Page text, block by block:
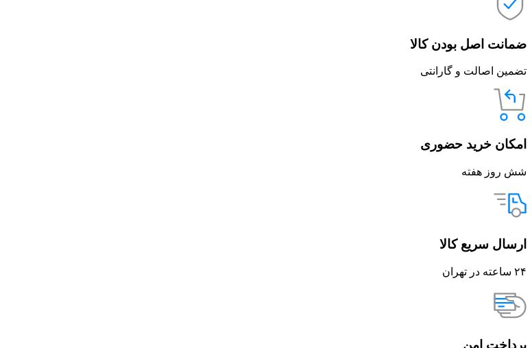
ضمانت اصل بودن کالا
تضمین اصالت و گارانتی
امکان خرید حضوری
شش روز هفته
ارسال سریع کالا
۲۴ ساعته در تهران
پرداخت امن